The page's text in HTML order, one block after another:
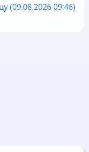
(09.08.2026 09:46)